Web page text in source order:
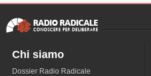
Chi siamo
Dossier Radio Radicale